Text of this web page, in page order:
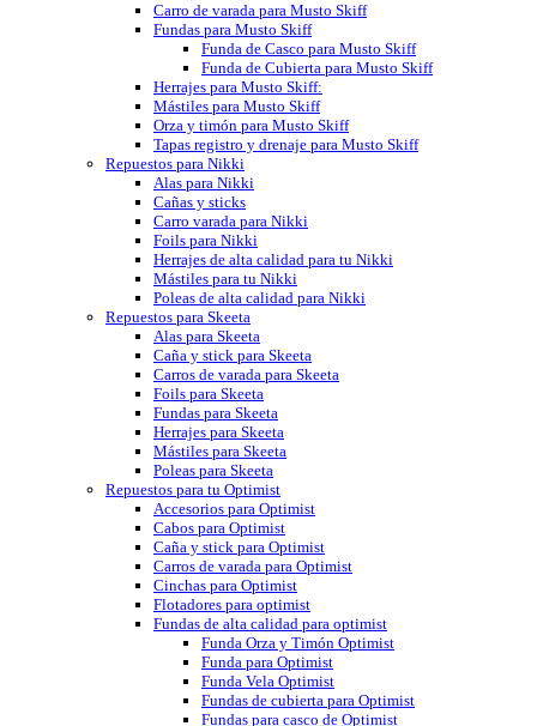
Carro de varada para Musto Skiff
Fundas para Musto Skiff
Funda de Casco para Musto Skiff
Funda de Cubierta para Musto Skiff
Herrajes para Musto Skiff:
Mástiles para Musto Skiff
Orza y timón para Musto Skiff
Tapas registro y drenaje para Musto Skiff
Repuestos para Nikki
Alas para Nikki
Cañas y sticks
Carro varada para Nikki
Foils para Nikki
Herrajes de alta calidad para tu Nikki
Mástiles para tu Nikki
Poleas de alta calidad para Nikki
Repuestos para Skeeta
Alas para Skeeta
Caña y stick para Skeeta
Carros de varada para Skeeta
Foils para Skeeta
Fundas para Skeeta
Herrajes para Skeeta
Mástiles para Skeeta
Poleas para Skeeta
Repuestos para tu Optimist
Accesorios para Optimist
Cabos para Optimist
Caña y stick para Optimist
Carros de varada para Optimist
Cinchas para Optimist
Flotadores para optimist
Fundas de alta calidad para optimist
Funda Orza y Timón Optimist
Funda para Optimist
Funda Vela Optimist
Fundas de cubierta para Optimist
Fundas para casco de Optimist